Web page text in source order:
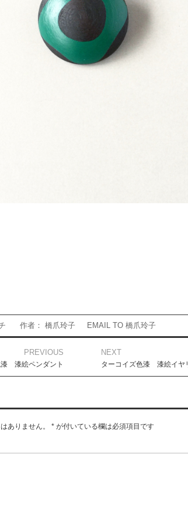
作者： 橋爪玲子 EMAIL TO 橋爪玲子
PREVIOUS
漆 漆絵ペンダント
NEXT
ターコイズ色漆 漆絵イヤ
ありません。 * が付いている欄は必須項目です